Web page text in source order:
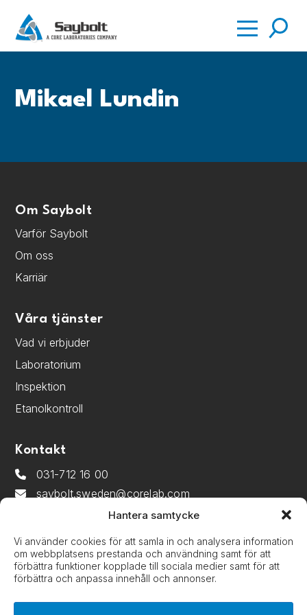
Hantera samtycke
Vi använder cookies för att samla in och analysera information
om webbplatsens prestanda och användning samt för att
förbättra funktioner kopplade till sociala medier samt för att
förbättra och anpassa innehåll och annonser.
Sök
Mikael Lundin
Om Saybolt
Varför Saybolt
Om oss
Karriär
Våra tjänster
Vad vi erbjuder
Laboratorium
Inspektion
Etanolkontroll
Kontakt
031-712 16 00
saybolt.sweden@corelab.com
Smörjoljegatan 3
418 34 Gothenburg, Sweden
Följ oss